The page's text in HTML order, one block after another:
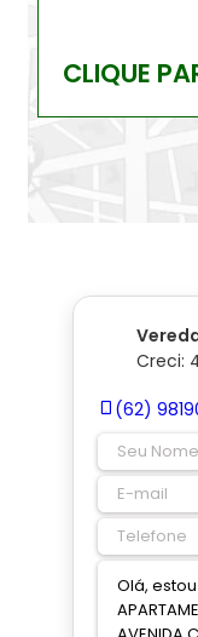
CLIQUE
Creci:
(62)